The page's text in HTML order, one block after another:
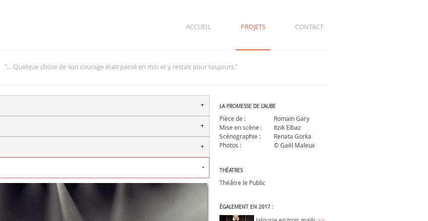
ACCUEIL PROJETS CONTACT
"… Quelque chose de son courage était passé en moi et y restait pour toujours."
+
+
+
-
LA PROMESSE DE L'AUBE
Pièce de :
Mise en scène :
Scénographie :
Photos :
Romain Gary
Itzik Elbaz
Renata Gorka
© Gaël Maleux
THÉATRES
Théâtre le Public
ÉGALEMENT EN 2017 :